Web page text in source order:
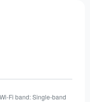
Fi band: Single-band